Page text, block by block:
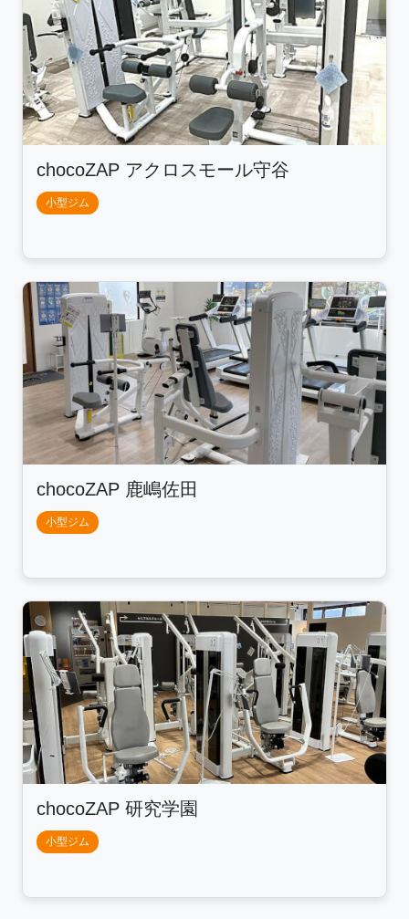
chocoZAP アクロスモール守谷
小型ジム
chocoZAP 鹿嶋佐田
小型ジム
chocoZAP 研究学園
小型ジム